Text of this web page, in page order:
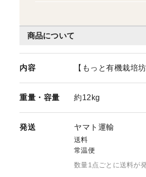
商品について
内容 【もっと有機栽培
重量・ 容量 約12kg
発送 ヤマト運輸
送料
常温便
数量1点ごとに送料が